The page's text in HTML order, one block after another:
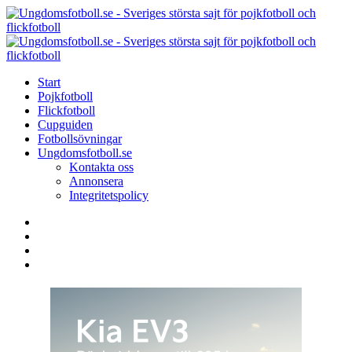
Menu
Search
Menu
Start
Pojkfotboll
Flickfotboll
Cupguiden
Fotbollsövningar
Ungdomsfotboll.se
Kontakta oss
Annonsera
Integritetspolicy